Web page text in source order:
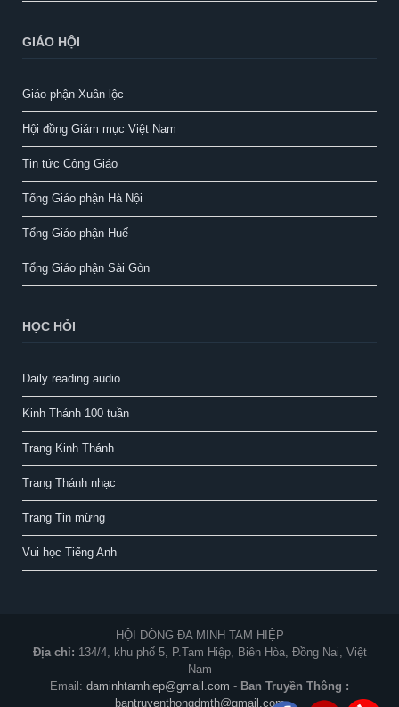
GIÁO HỘI
Giáo phận Xuân lộc
Hội đồng Giám mục Việt Nam
Tin tức Công Giáo
Tổng Giáo phận Hà Nội
Tổng Giáo phận Huế
Tổng Giáo phận Sài Gòn
HỌC HỎI
Daily reading audio
Kinh Thánh 100 tuần
Trang Kinh Thánh
Trang Thánh nhạc
Trang Tin mừng
Vui học Tiếng Anh
HỘI DÒNG ĐA MINH TAM HIỆP
Địa chỉ: 134/4, khu phố 5, P.Tam Hiệp, Biên Hòa, Đồng Nai, Việt
Nam
Email: daminhtamhiep@gmail.com - Ban Truyền Thông :
bantruyenthongdmth@gmail.com